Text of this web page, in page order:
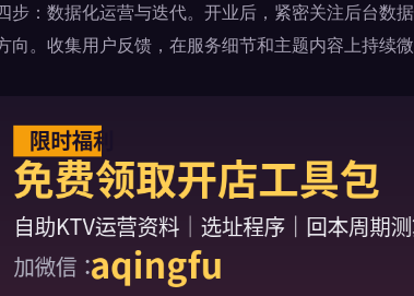
步：数据化运营与迭代。开业后，紧密关注后台数
向。收集用户反馈，在服务细节和主题内容上持续微